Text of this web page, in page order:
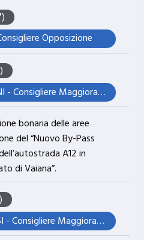
Opposizione
Michele PELLEGRINI - Consigliere Maggioranza – Presidente del Consiglio
bonaria delle aree
del “Nuovo By-Pass
A12 in
di Vaiana”.
Massimo LUCCHESI - Consigliere Maggioranza – Assessore